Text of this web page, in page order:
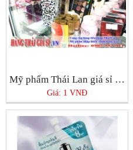
Mỹ phẩm Thái Lan giá sỉ chính hãng tại Tphcm
Giá: 1 VNĐ